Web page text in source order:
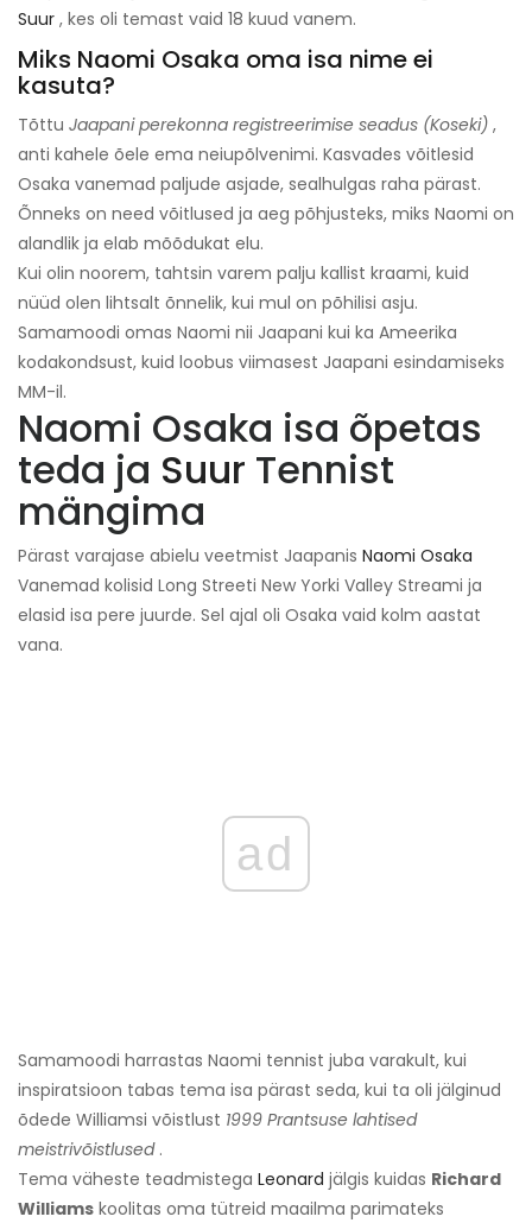
Suur , kes oli temast vaid 18 kuud vanem.
Miks Naomi Osaka oma isa nime ei
kasuta?
Tõttu Jaapani perekonna registreerimise seadus (Koseki) ,
anti kahele õele ema neiupõlvenimi. Kasvades võitlesid
Osaka vanemad paljude asjade, sealhulgas raha pärast.
Õnneks on need võitlused ja aeg põhjusteks, miks Naomi on
alandlik ja elab mõõdukat elu.
Kui olin noorem, tahtsin varem palju kallist kraami, kuid
nüüd olen lihtsalt õnnelik, kui mul on põhilisi asju.
Samamoodi omas Naomi nii Jaapani kui ka Ameerika
kodakondsust, kuid loobus viimasest Jaapani esindamiseks
MM-il.
Naomi Osaka isa õpetas
teda ja Suur Tennist
mängima
Pärast varajase abielu veetmist Jaapanis Naomi Osaka
Vanemad kolisid Long Streeti New Yorki Valley Streami ja
elasid isa pere juurde. Sel ajal oli Osaka vaid kolm aastat
vana.
ad
Samamoodi harrastas Naomi tennist juba varakult, kui
inspiratsioon tabas tema isa pärast seda, kui ta oli jälginud
õdede Williamsi võistlust 1999 Prantsuse lahtised
meistrivõistlused.
Tema väheste teadmistega Leonard jälgis kuidas Richard
Williams koolitas oma tütreid maailma parimateks